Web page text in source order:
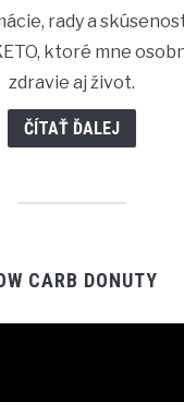
rady a
ktoré mne
zdravie aj život.
ČÍTAŤ ĎALEJ
CARB DONUTY